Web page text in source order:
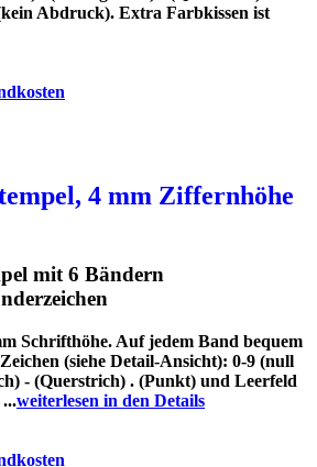
Abdruck). Extra Farbkissen ist
4 mm Ziffernhöhe
mit 6 Bändern
Schrifthöhe. Auf jedem Band bequem
(siehe Detail-Ansicht): 0-9 (null
- (Querstrich) . (Punkt) und Leerfeld
weiterlesen in den Details